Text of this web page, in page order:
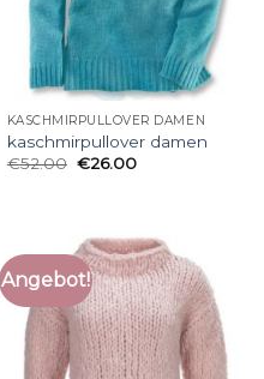
KASCHMIRPULLOVER DAMEN
kaschmirpullover damen
€52.00 €26.00
Angebot!